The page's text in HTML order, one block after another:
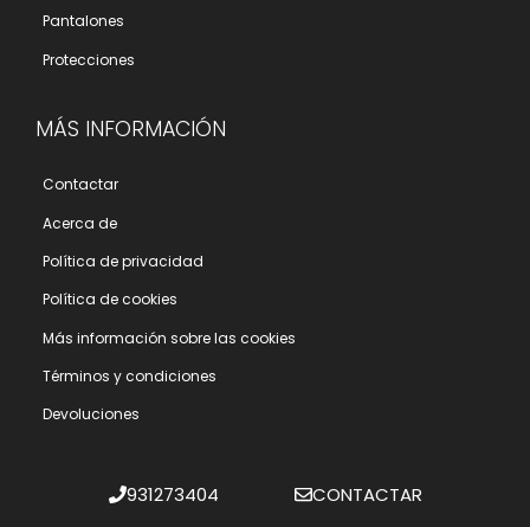
Pantalones
Protecciones
MÁS INFORMACIÓN
Contactar
Acerca de
Polí­tica de privacidad
Polí­tica de cookies
Más información sobre las cookies
Términos y condiciones
Devoluciones
931273404 CONTACTAR